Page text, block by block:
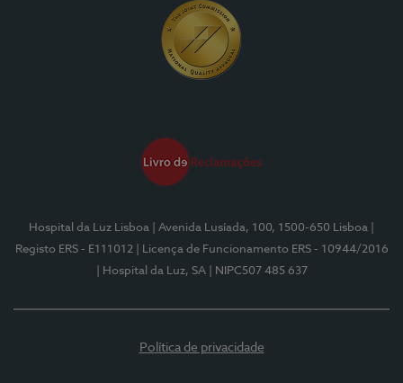
Hospital da Luz Lisboa | Avenida Lusíada, 100, 1500-650 Lisboa
Registo ERS - E111012
| Licença de Funcionamento ERS - 10944/2016
| Hospital da Luz, SA
| NIPC507 485 637
Política de privacidade